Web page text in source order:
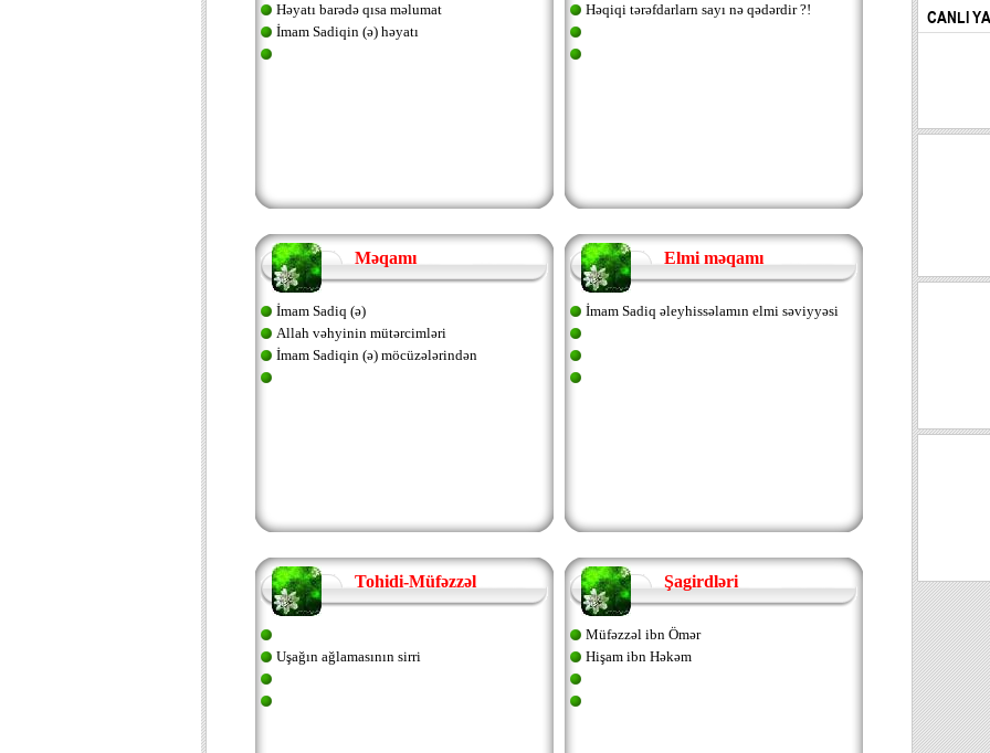
Həyatı barədə qısa məlumat
İmam Sadiqin (ə) həyatı
Həqiqi tərəfdarlarn sayı nə qədərdir ?!
Məqamı
İmam Sadiq (ə)
Allah vəhyinin mütərcimləri
İmam Sadiqin (ə) möcüzələrindən
Elmi məqamı
İmam Sadiq əleyhissəlamın elmi səviyyəsi
Tohidi-Müfəzzəl
Uşağın ağlamasının sirri
Şagirdləri
Müfəzzəl ibn Ömər
Hişam ibn Həkəm
CANLI